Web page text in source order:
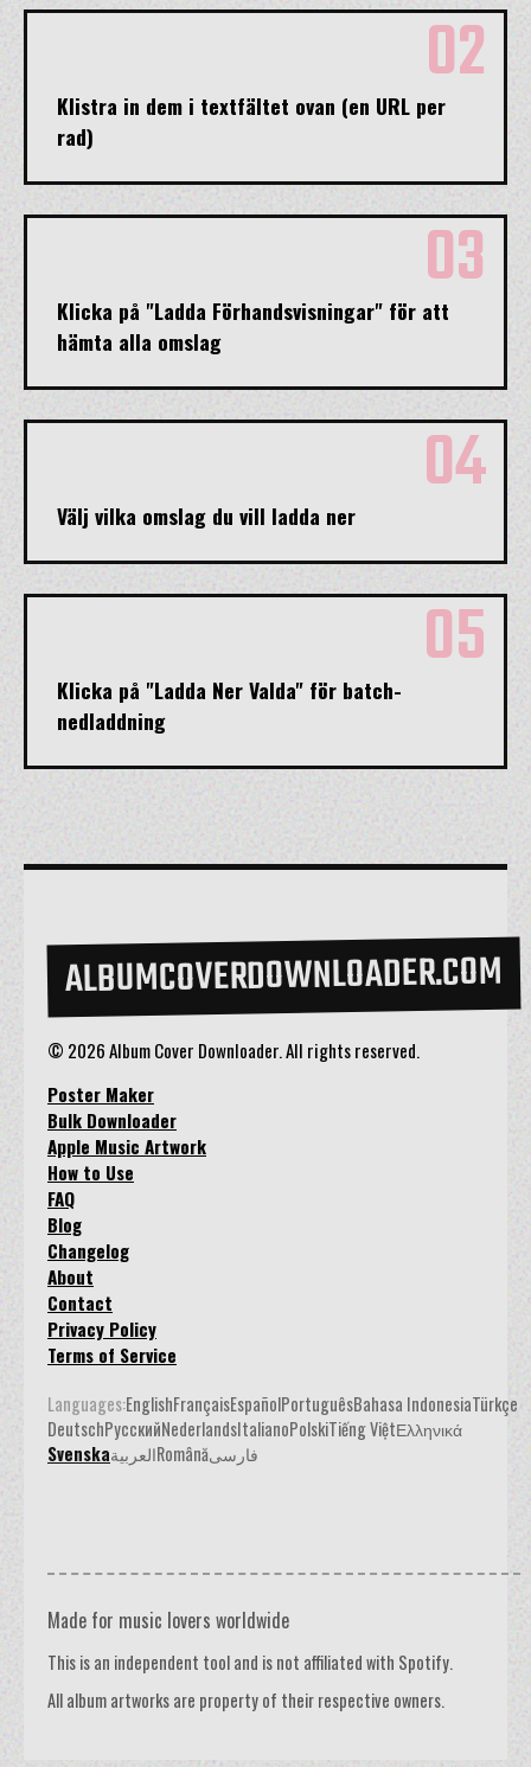
02
Klistra in dem i textfältet ovan (en URL per
rad)
03
Klicka på "Ladda Förhandsvisningar" för att
hämta alla omslag
04
Välj vilka omslag du vill ladda ner
05
Klicka på "Ladda Ner Valda" för batch-
nedladdning
ALBUMCOVERDOWNLOADER.COM
© 2026 Album Cover Downloader. All rights reserved.
Poster Maker
Bulk Downloader
Apple Music Artwork
How to Use
FAQ
Blog
Changelog
About
Contact
Privacy Policy
Terms of Service
Languages:EnglishFrançaisEspañolPortuguêsBahasa IndonesiaTürkçe
DeutschРусскийNederlandsItalianoPolskiTiếng ViệtΕλληνικά
SvenskaالعربيةRomânăفارسی
Made for music lovers worldwide
This is an independent tool and is not affiliated with Spotify.
All album artworks are property of their respective owners.